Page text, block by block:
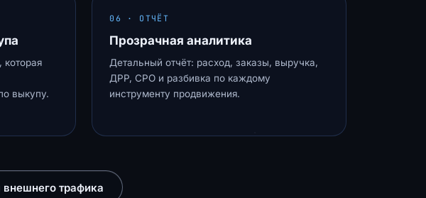
которая
выкупу.
06 · ОТЧЁТ
Прозрачная аналитика
Детальный отчёт: расход, заказы, выручка,
ДРР, СРО и разбивка по каждому
инструменту продвижения.
трафика